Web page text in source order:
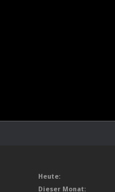
Heute:
Dieser Monat: